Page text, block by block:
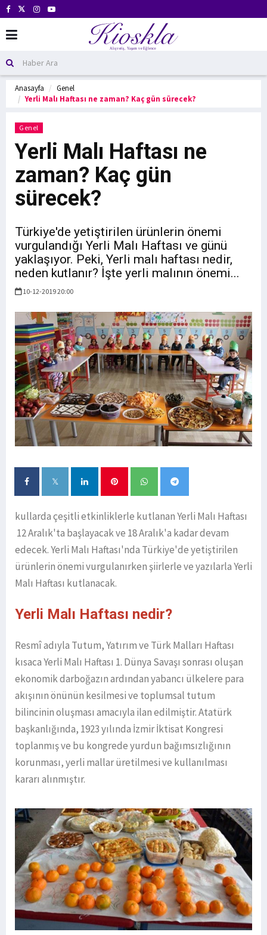
Anasayfa
Genel
Yerli Malı Haftası ne zaman? Kaç gün sürecek?
Genel
Yerli Malı Haftası ne
zaman? Kaç gün
sürecek?
Türkiye'de yetiştirilen ürünlerin önemi
vurgulandığı Yerli Malı Haftası ve günü
yaklaşıyor. Peki, Yerli malı haftası nedir,
neden kutlanır? İşte yerli malının önemi...
10-12-2019 20:00
kullarda çeşitli etkinliklerle kutlanan Yerli Malı Haftası
12 Aralık'ta başlayacak ve 18 Aralık'a kadar devam
edecek. Yerli Malı Haftası'nda Türkiye'de yetiştirilen
ürünlerin önemi vurgulanırken şiirlerle ve yazılarla Yerli
Malı Haftası kutlanacak.
Yerli Malı Haftası nedir?
Resmî adıyla Tutum, Yatırım ve Türk Malları Haftası
kısaca Yerli Malı Haftası 1. Dünya Savaşı sonrası oluşan
ekonomik darboğazın ardından yabancı ülkelere para
akışının önünün kesilmesi ve toplumsal tutum
bilincinin oluşması amacıyla ilan edilmiştir. Atatürk
başkanlığında, 1923 yılında İzmir İktisat Kongresi
toplanmış ve bu kongrede yurdun bağımsızlığının
korunması, yerli mallar üretilmesi ve kullanılması
kararı alınmıştır.